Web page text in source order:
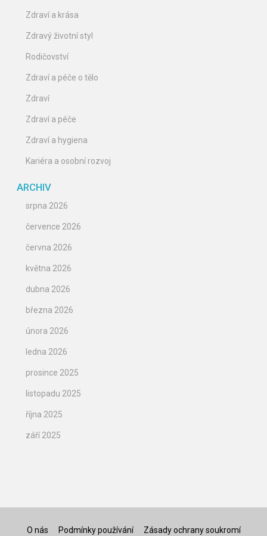
Zdraví a krása
Zdravý životní styl
Rodičovství
Zdraví a péče o tělo
Zdraví
Zdraví a péče
Zdraví a hygiena
Kariéra a osobní rozvoj
ARCHIV
srpna 2026
července 2026
června 2026
května 2026
dubna 2026
března 2026
února 2026
ledna 2026
prosince 2025
listopadu 2025
října 2025
září 2025
O nás Podmínky používání Zásady ochrany soukromí